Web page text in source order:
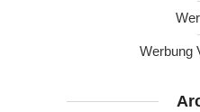
Werbung